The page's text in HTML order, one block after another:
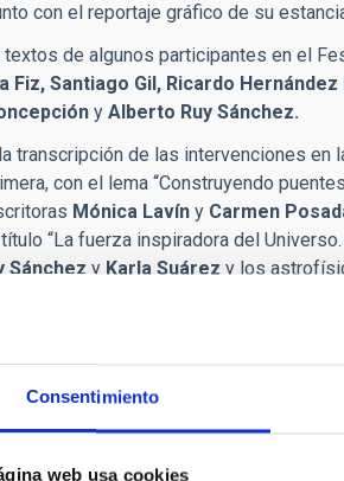
Consentimiento
web usa cookies
con el reportaje gráfico de su
de algunos participantes en el
Fiz, Santiago Gil, Ricardo
y Alberto Ruy Sánchez.
transcripción de las intervenciones
con el lema “Construyendo
Mónica Lavín y Carmen
“La fuerza inspiradora del
Sánchez y Karla Suárez y los
dos ocasiones, las mesas redondas
“En un lugar del Universo…”.
lucro, que lleva más de veinticinco